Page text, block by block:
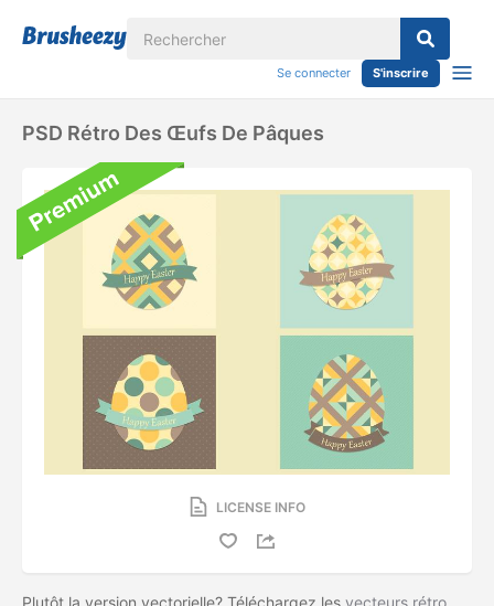
Se connecter S'inscrire
PSD Rétro Des Œufs De Pâques
LICENSE INFO
Plutôt la version vectorielle? Téléchargez les vecteurs rétro